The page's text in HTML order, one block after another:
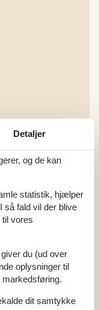
Detaljer
og de kan
statistik, hjælper
så fald vil der blive
vores
du (ud over
oplysninger til
markedsføring.
dit samtykke